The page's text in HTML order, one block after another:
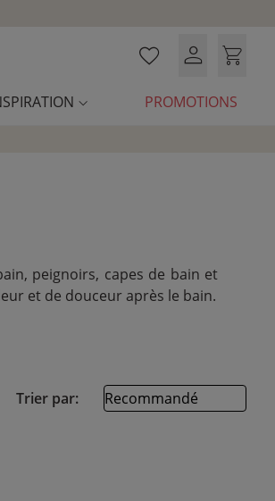
PROMOTIONS
peignoirs, capes de bain et
et de douceur après le bain.
Trier par: